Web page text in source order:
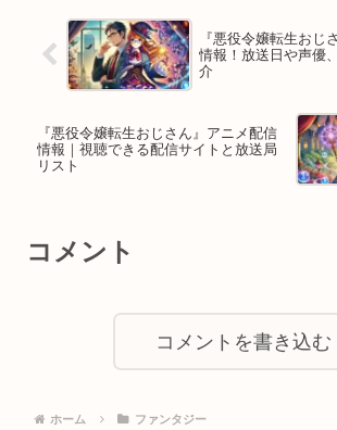
『悪役令嬢転生おじ
情報！放送日や声優
介
『悪役令嬢転生おじさん』アニメ配信
情報｜視聴できる配信サイトと放送局
リスト
コメント
コメントを書き込む
ホーム ファンタジー